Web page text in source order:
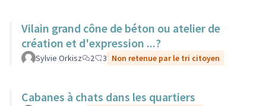
Vilain grand cône de béton ou atelier de
création et d'expression ...?
Sylvie Orkisz 2 3 Non retenue par le tri citoyen
Cabanes à chats dans les quartiers